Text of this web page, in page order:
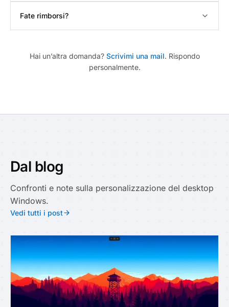
Fate rimborsi?
Hai un’altra domanda? Scrivimi una mail. Rispondo
personalmente.
Dal blog
Confronti e note sulla personalizzazione del desktop
Windows.
Vedi tutti i post